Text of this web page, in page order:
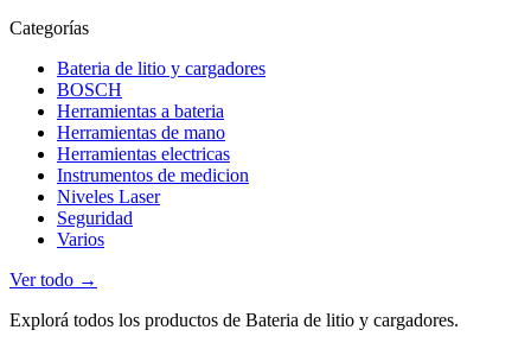
Categorías
Bateria de litio y cargadores
BOSCH
Herramientas a bateria
Herramientas de mano
Herramientas electricas
Instrumentos de medicion
Niveles Laser
Seguridad
Varios
Ver todo →
Explorá todos los productos de Bateria de litio y cargadores.